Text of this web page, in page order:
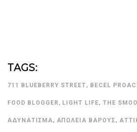
TAGS:
711 BLUEBERRY STREET, BECEL
FOOD BLOGGER , LIGHT LIFE, THE
ΑΔΥΝΆΤΙΣΜΑ, ΑΠΏΛΕΙΑ ΒΆΡΟΥΣ ,